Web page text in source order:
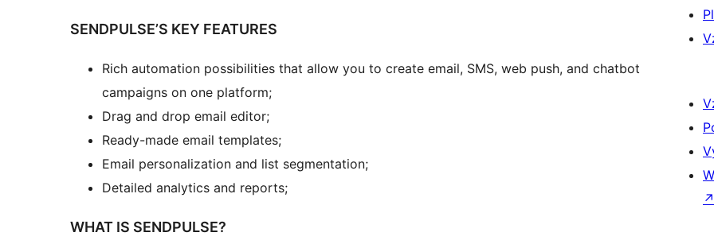
SENDPULSE’S KEY FEATURES
Rich automation possibilities that allow you to create email, SMS, web push, and chatbot
campaigns on one platform;
Drag and drop email editor;
Ready-made email templates;
Email personalization and list segmentation;
Detailed analytics and reports;
WHAT IS SENDPULSE?
↗